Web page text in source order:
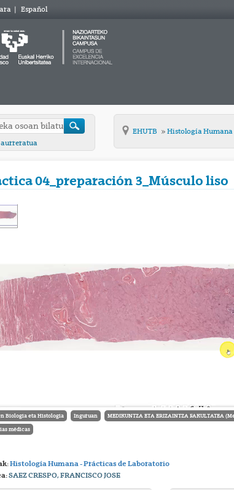
| Español
EHUTB Histología
04_preparación 3_Músculo liso
Biologia eta Histologia Inguruan MEDIKUNTZA ETA ERIZAINTZA FAKULTATEA
médicas
Histología Humana - Prácticas de Laboratorio
SAEZ CRESPO, FRANCISCO JOSE